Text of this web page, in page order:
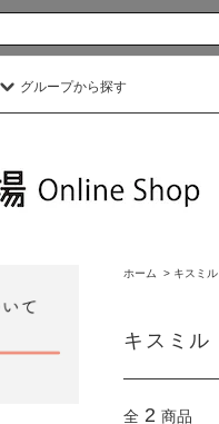
グループから探す
ホーム > キスミル
キスミル
全 2 商品